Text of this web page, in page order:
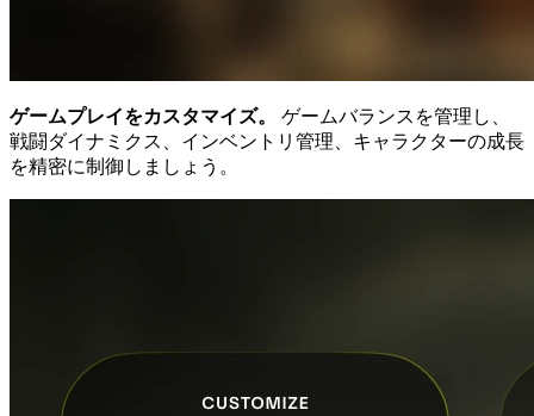
ゲームプレイをカスタマイズ。
ゲームバランスを管理し、
戦闘ダイナミクス、インベントリ管理、キャラクターの成長
を精密に制御しましょう。